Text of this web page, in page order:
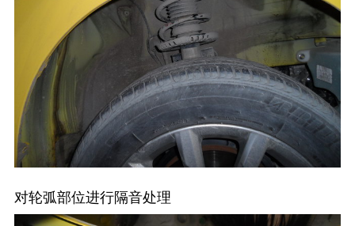
对轮弧部位进行隔音处理